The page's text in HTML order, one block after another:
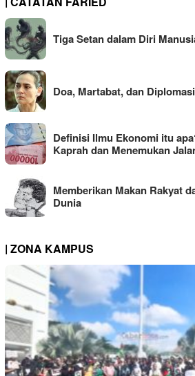
Tiga Setan dalam Diri
Doa, Martabat, dan
Definisi Ilmu Ekonomi itu
Kaprah dan Menemukan
Memberikan Makan Rakyat
Dunia
| ZONA KAMPUS